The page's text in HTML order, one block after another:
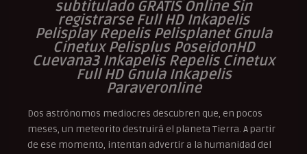
subtitulado GRATIS Online Sin
registrarse Full HD Inkapelis
Pelisplay Repelis Pelisplanet Gnula
Cinetux Pelisplus PoseidonHD
Cuevana3 Inkapelis Repelis Cinetux
Full HD Gnula Inkapelis
Paraveronline
Dos astrónomos mediocres descubren que, en pocos
meses, un meteorito destruirá el planeta Tierra. A partir
de ese momento, intentan advertir a la humanidad del